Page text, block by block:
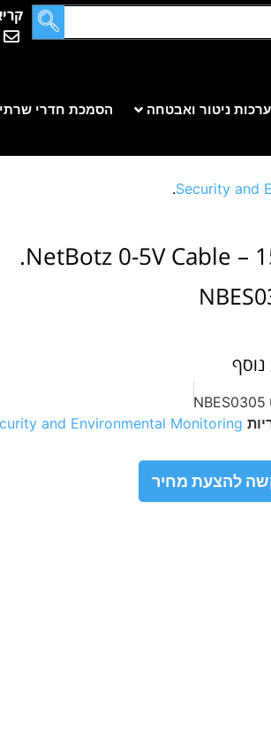
ניטור ואבטחה הסמכת חדרי
Security and
NetBotz 0-5V Cable –
נוסף
NBES0305
and Environmental Monitoring
להצעת מחיר